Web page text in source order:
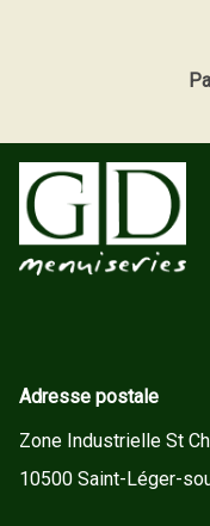
Adresse postale
Zone Industrielle St
10500 Saint-Léger-